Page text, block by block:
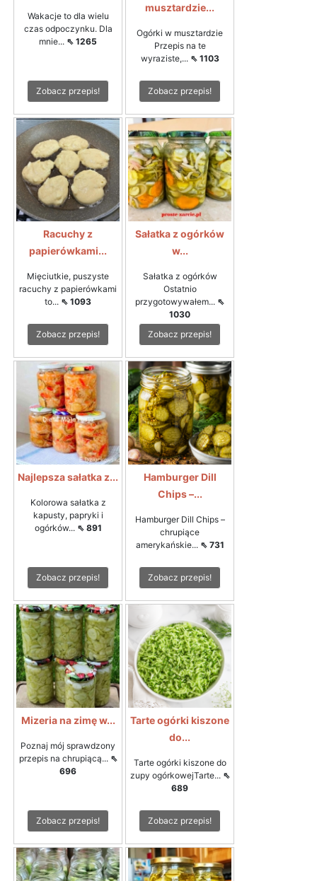
Wakacje to dla wielu
czas odpoczynku. Dla
mnie... ⇖ 1265
Zobacz przepis!
musztardzie...
Ogórki w musztardzie
Przepis na te
wyraziste,... ⇖ 1103
Zobacz przepis!
Racuchy z
papierówkami...
Mięciutkie, puszyste
racuchy z papierówkami
to... ⇖ 1093
Zobacz przepis!
Sałatka z ogórków
w...
Sałatka z ogórków
Ostatnio
przygotowywałem... ⇖
1030
Zobacz przepis!
Najlepsza sałatka z...
Kolorowa sałatka z
kapusty, papryki i
ogórków... ⇖ 891
Zobacz przepis!
Hamburger Dill
Chips –...
Hamburger Dill Chips –
chrupiące
amerykańskie... ⇖ 731
Zobacz przepis!
Mizeria na zimę w...
Poznaj mój sprawdzony
przepis na chrupiącą... ⇖
696
Zobacz przepis!
Tarte ogórki kiszone
do...
Tarte ogórki kiszone do
zupy ogórkowejTarte... ⇖
689
Zobacz przepis!